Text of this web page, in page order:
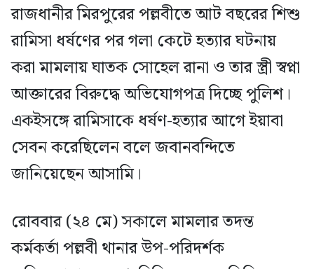
রাজধানীর মিরপুরের পল্লবীতে আট বছরের শিশু
রামিসা ধর্ষণের পর গলা কেটে হত্যার ঘটনায়
করা মামলায় ঘাতক সোহেল রানা ও তার স্ত্রী স্বপ্না
আক্তারের বিরুদ্ধে অভিযোগপত্র দিচ্ছে পুলিশ।
একইসঙ্গে রামিসাকে ধর্ষণ-হত্যার আগে ইয়াবা
সেবন করেছিলেন বলে জবানবন্দিতে
জানিয়েছেন আসামি।
রোববার (২৪ মে) সকালে মামলার তদন্ত
কর্মকর্তা পল্লবী থানার উপ-পরিদর্শক